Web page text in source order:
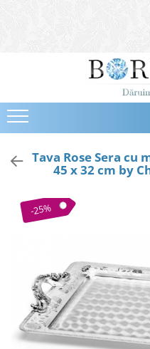
Bijuterii
Cercei
Bratari
Coliere
Tiare
Bijuterii Copii
Bijuterii Mirese
Selectii
Reduceri
Tava Rose Sera cu
45 x 32 cm by
-25%